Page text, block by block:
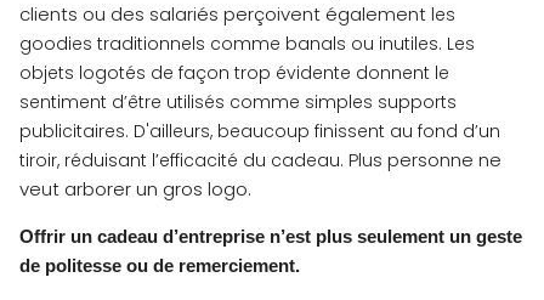
clients ou des salariés perçoivent également les
goodies traditionnels comme banals ou inutiles. Les
objets logotés de façon trop évidente donnent le
sentiment d’être utilisés comme simples supports
publicitaires. D'ailleurs, beaucoup finissent au fond d’un
tiroir, réduisant l’efficacité du cadeau. Plus personne ne
veut arborer un gros logo.
Offrir un cadeau d’entreprise n’est plus seulement un geste
de politesse ou de remerciement.